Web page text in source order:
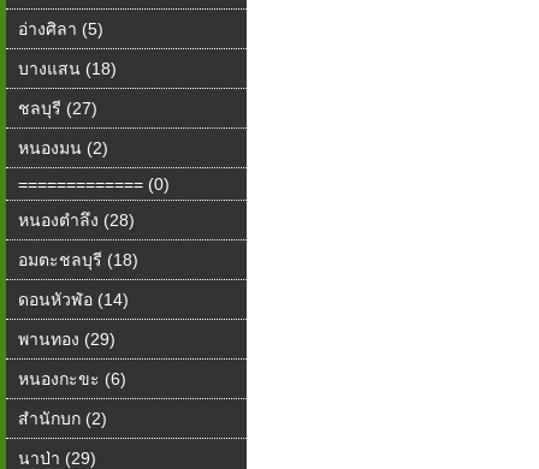
อ่างศิลา (5)
บางแสน (18)
ชลบุรี (27)
หนองมน (2)
============= (0)
หนองตำลึง (28)
อมตะชลบุรี (18)
ดอนหัวฬ่อ (14)
พานทอง (29)
หนองกะขะ (6)
สำนักบก (2)
นาป่า (29)